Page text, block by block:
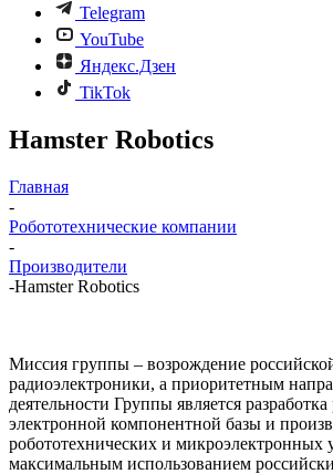
Telegram
YouTube
Яндекс.Дзен
TikTok
Hamster Robotics
Главная
-
Робототехнические компании
-
Производители
-Hamster Robotics
Миссия группы – возрождение
радиоэлектроники, а приоритетным
деятельности Группы является
электронной компонентной базы и
робототехнических и микроэлектронных
максимальным использованием